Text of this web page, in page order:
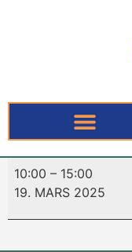
10:00 – 15:00
19. MARS 2025